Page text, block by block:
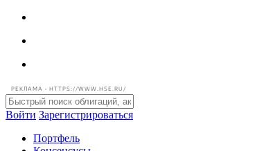
РЕКЛАМА • HTTPS://WWW.HSE.RU/